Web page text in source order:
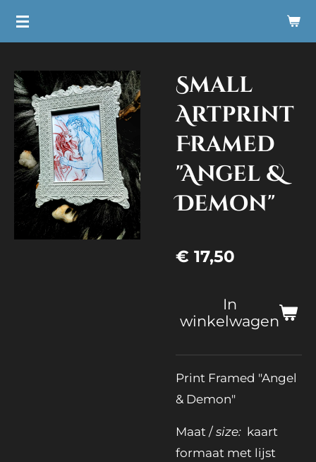
Ga
de
hoofdinhoud
Small
Artprint
Framed
"Angel &
Demon"
€ 17,50
In
winkelwagen
Print Framed "Angel
& Demon"
Maat / size: kaart
formaat met lijst